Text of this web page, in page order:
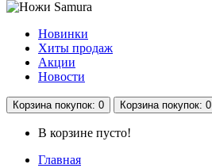
Новинки
Хиты продаж
Акции
Новости
Корзинапокупок: 0 Корзинапокупок: 0
В корзине пусто!
Главная